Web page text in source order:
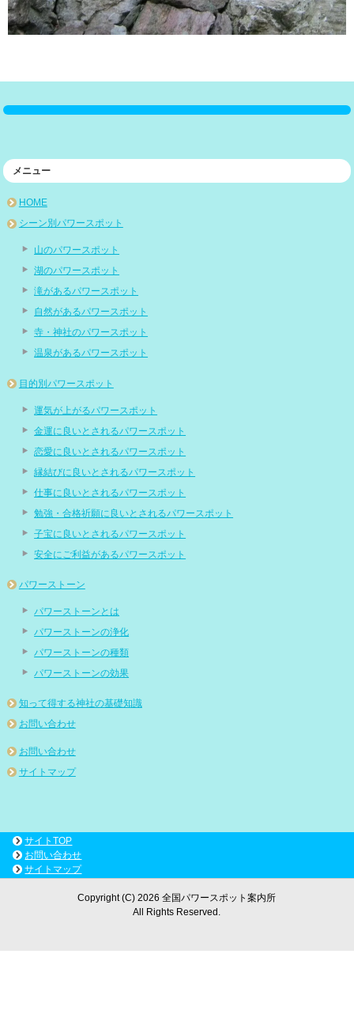
メニュー
HOME
シーン別パワースポット
山のパワースポット
湖のパワースポット
滝があるパワースポット
自然があるパワースポット
寺・神社のパワースポット
温泉があるパワースポット
目的別パワースポット
運気が上がるパワースポット
金運に良いとされるパワースポット
恋愛に良いとされるパワースポット
縁結びに良いとされるパワースポット
仕事に良いとされるパワースポット
勉強・合格祈願に良いとされるパワースポット
子宝に良いとされるパワースポット
安全にご利益があるパワースポット
パワーストーン
パワーストーンとは
パワーストーンの浄化
パワーストーンの種類
パワーストーンの効果
知って得する神社の基礎知識
お問い合わせ
お問い合わせ
サイトマップ
サイトTOP
お問い合わせ
サイトマップ
Copyright (C) 2026 全国パワースポット案内所
All Rights Reserved.